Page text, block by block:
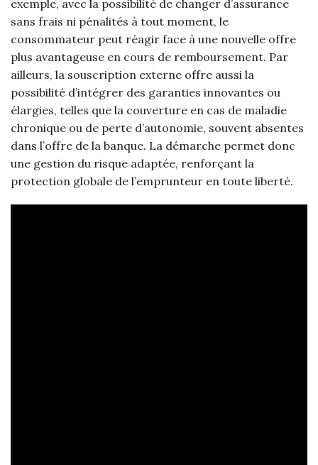
exemple, avec la possibilité de changer d’assurance
sans frais ni pénalités à tout moment, le
consommateur peut réagir face à une nouvelle offre
plus avantageuse en cours de remboursement. Par
ailleurs, la souscription externe offre aussi la
possibilité d’intégrer des garanties innovantes ou
élargies, telles que la couverture en cas de maladie
chronique ou de perte d’autonomie, souvent absentes
dans l’offre de la banque. La démarche permet donc
une gestion du risque adaptée, renforçant la
protection globale de l’emprunteur en toute liberté.